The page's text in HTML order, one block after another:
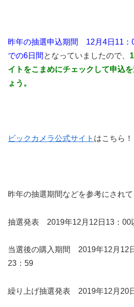
昨年の抽選申込期間 12月4日11：
での6日間 となっていましたので、
イトをこまめにチェックして申込
ょう。
ビックカメラ公式サイト はこちら！
昨年の抽選期間などを参考にされて
抽選発表 2019年12月12日13：00
当選後の購入期間 2019年12月12
23：59
繰り上げ抽選発表 2019年12月20